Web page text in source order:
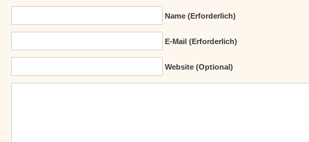
Name (erforderlich)
E-Mail (erforderlich)
Website (Optional)